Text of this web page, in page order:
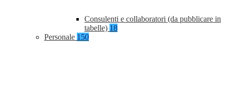
Consulenti e collaboratori (da pubblicare in
tabelle) 18
Personale 150